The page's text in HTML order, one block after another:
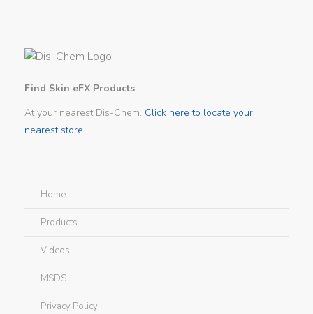
Find Skin eFX Products
At your nearest Dis-Chem. Click here to locate your
nearest store.
Home
Products
Videos
MSDS
Privacy Policy